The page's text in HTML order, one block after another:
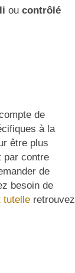
ou contrôlé
de
à la
être plus
par contre
de
besoin de
tutelleretrouvez